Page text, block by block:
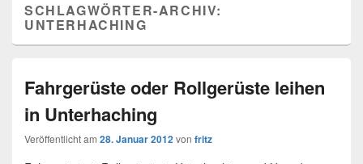
SCHLAGWÖRTER-ARCHIV:
UNTERHACHING
Fahrgerüste oder Rollgerüste leihen
in Unterhaching
Veröffentlicht am 28. Januar 2012von fritz